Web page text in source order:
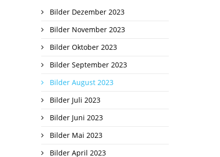
Bilder Dezember 2023
Bilder November 2023
Bilder Oktober 2023
Bilder September 2023
Bilder August 2023
Bilder Juli 2023
Bilder Juni 2023
Bilder Mai 2023
Bilder April 2023